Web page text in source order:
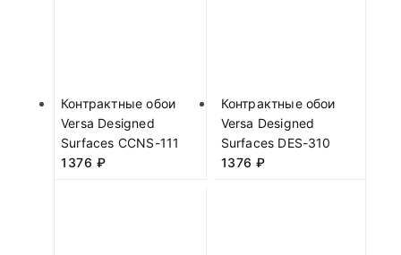
Контрактные обои
Versa Designed
Surfaces CCNS-111
1376 ₽
Контрактные обои
Versa Designed
Surfaces DES-310
1376 ₽